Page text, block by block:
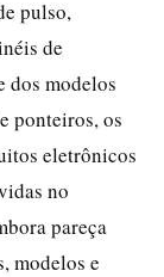
pulso,
de
dos modelos
ponteiros, os
eletrônicos
no
pareça
modelos e